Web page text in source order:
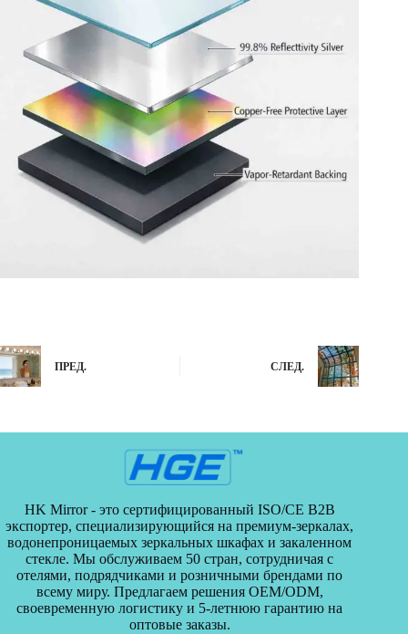
ПРЕД. СЛЕД.
HK Mirror - это сертифицированный ISO/CE B2B
экспортер, специализирующийся на премиум-зеркалах,
водонепроницаемых зеркальных шкафах и закаленном
стекле. Мы обслуживаем 50 стран, сотрудничая с
отелями, подрядчиками и розничными брендами по
всему миру. Предлагаем решения OEM/ODM,
своевременную логистику и 5-летнюю гарантию на
оптовые заказы.